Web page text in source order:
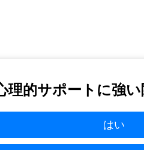
理的サポートに強
はい